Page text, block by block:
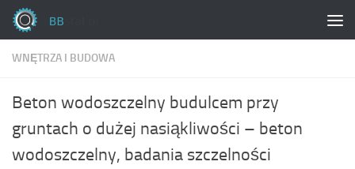
Skip to content
WNĘTRZA I BUDOWA
Beton wodoszczelny budulcem przy
gruntach o dużej nasiąkliwości – beton
wodoszczelny, badania szczelności